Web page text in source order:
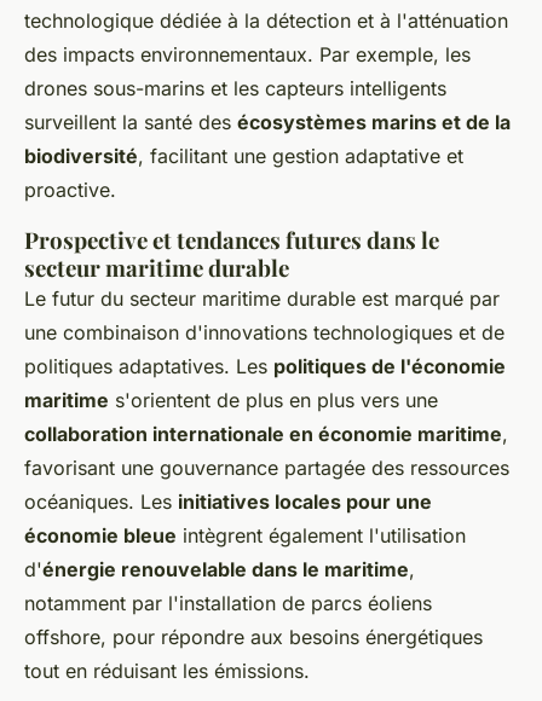
technologique dédiée à la détection et à l'atténuation
des impacts environnementaux. Par exemple, les
drones sous-marins et les capteurs intelligents
surveillent la santé des écosystèmes marins et de la
biodiversité, facilitant une gestion adaptative et
proactive.
Prospective et tendances futures dans le
secteur maritime durable
Le futur du secteur maritime durable est marqué par
une combinaison d'innovations technologiques et de
politiques adaptatives. Les politiques de l'économie
maritime s'orientent de plus en plus vers une
collaboration internationale en économie maritime,
favorisant une gouvernance partagée des ressources
océaniques. Les initiatives locales pour une
économie bleue intègrent également l'utilisation
d'énergie renouvelable dans le maritime,
notamment par l'installation de parcs éoliens
offshore, pour répondre aux besoins énergétiques
tout en réduisant les émissions.